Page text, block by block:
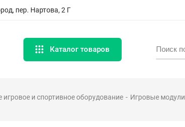
пер. Нартова, 2 Г
Каталог товаров
игровое и спортивное оборудование Игровые модули